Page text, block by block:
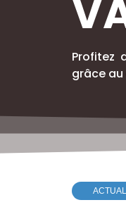
Profitez
grâce